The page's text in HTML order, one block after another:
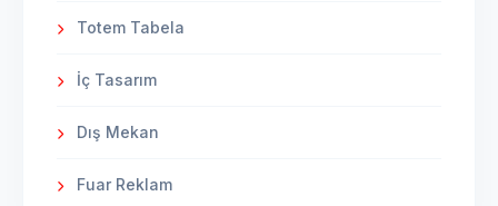
Totem Tabela
İç Tasarım
Dış Mekan
Fuar Reklam